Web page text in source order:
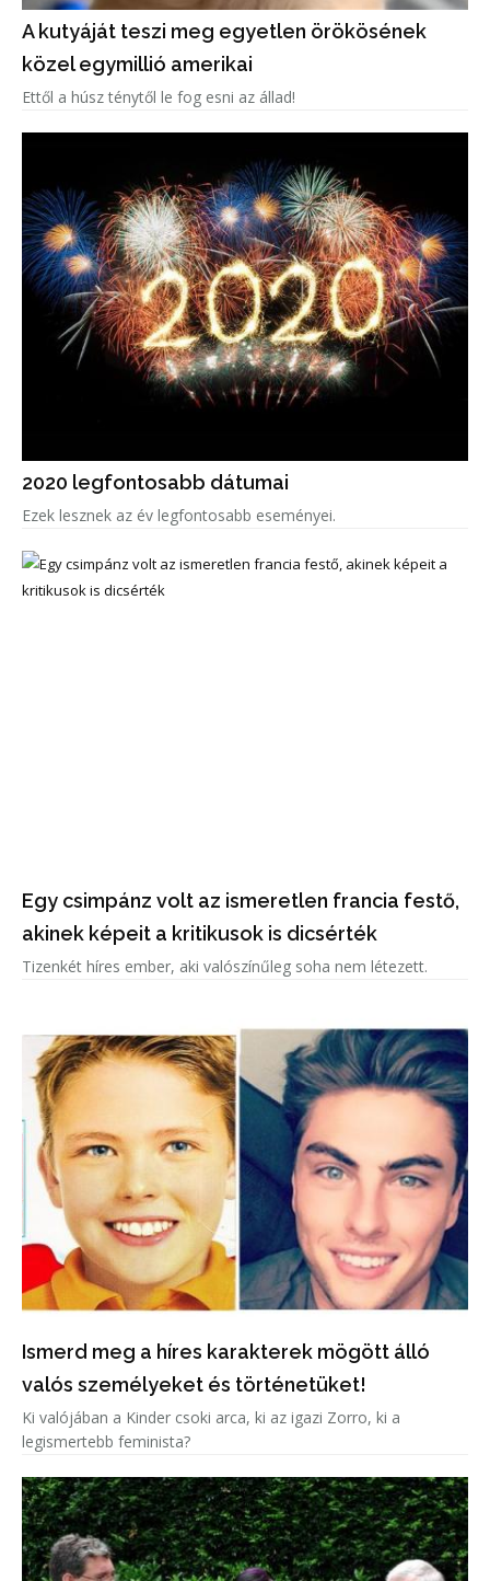
A kutyáját teszi meg egyetlen örökösének
közel egymillió amerikai
Ettől a húsz ténytől le fog esni az állad!
2020 legfontosabb dátumai
Ezek lesznek az év legfontosabb eseményei.
Egy csimpánz volt az ismeretlen francia festő,
akinek képeit a kritikusok is dicsérték
Tizenkét híres ember, aki valószínűleg soha nem létezett.
Ismerd meg a híres karakterek mögött álló
valós személyeket és történetüket!
Ki valójában a Kinder csoki arca, ki az igazi Zorro, ki a
legismertebb feminista?